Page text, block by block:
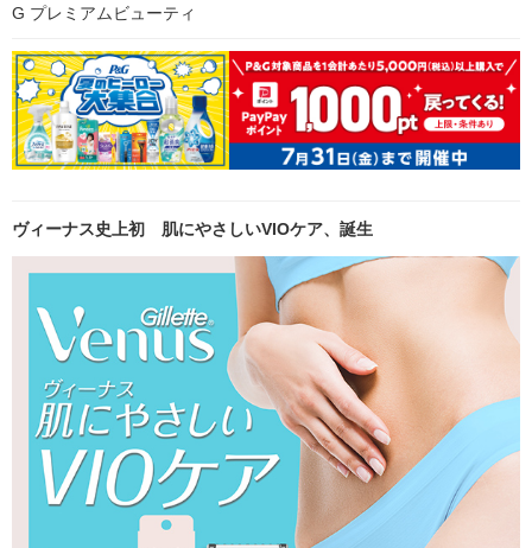
G プレミアムビューティ
ヴィーナス史上初 肌にやさしいVIOケア、誕生